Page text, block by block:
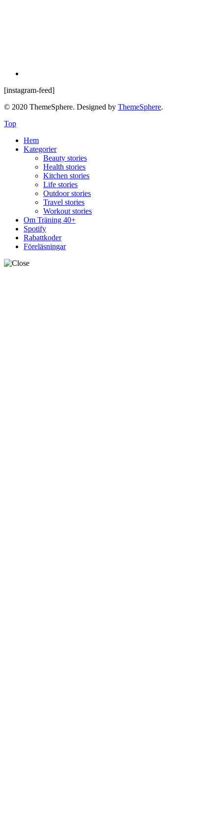
[instagram-feed]
© 2020 ThemeSphere. Designed by ThemeSphere.
Top
Hem
Kategorier
Beauty stories
Health stories
Kitchen stories
Life stories
Outdoor stories
Travel stories
Workout stories
Om Träning 40+
Spotify
Rabattkoder
Föreläsningar